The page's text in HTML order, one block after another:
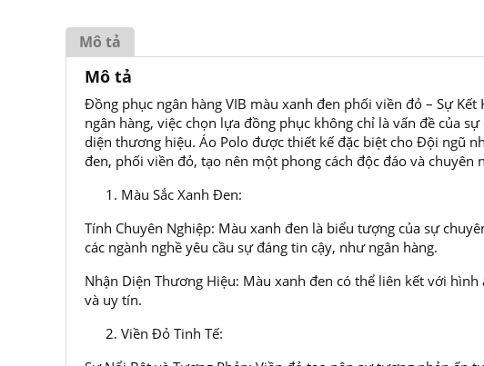
Mô tả
Mô tả
Đồng phục ngân hàng VIB màu xanh đen phối viền đỏ – Sự
ngân hàng, việc chọn lựa đồng phục không chỉ là vấn đề của
diện thương hiệu. Áo Polo được thiết kế đặc biệt cho Đội ngũ
đen, phối viền đỏ, tạo nên một phong cách độc đáo và chuyên
Màu Sắc Xanh Đen:
Tính Chuyên Nghiệp: Màu xanh đen là biểu tượng của sự
các ngành nghề yêu cầu sự đáng tin cậy, như ngân hàng.
Nhận Diện Thương Hiệu: Màu xanh đen có thể liên kết với
và uy tín.
Viền Đỏ Tinh Tế: